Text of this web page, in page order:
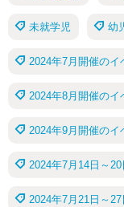
未就学児 幼
2024年7月開催の
2024年8月開催の
2024年9月開催の
2024年7月14日～
2024年7月21日～